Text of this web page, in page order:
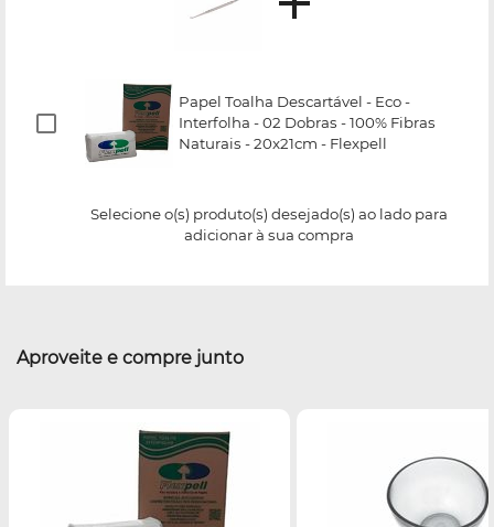
Papel Toalha Descartável - Eco -
Interfolha - 02 Dobras - 100% Fibras
Naturais - 20x21cm - Flexpell
Selecione o(s) produto(s) desejado(s) ao lado para
adicionar à sua compra
Aproveite e compre junto